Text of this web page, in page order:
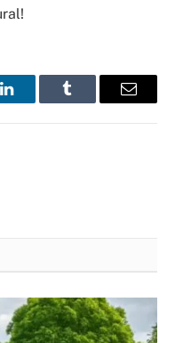
LinkedInTumblr Email